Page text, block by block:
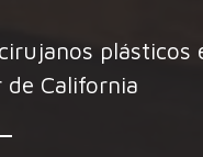
plásticos
de California